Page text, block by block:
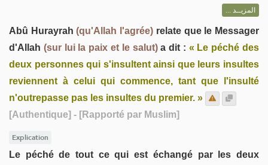
المزيــد ...
Abû Hurayrah(qu'Allah l'agrée) relate que le Messager
d'Allah (sur lui la paix et le salut)a dit : « Le péché des
deux personnes qui s'insultent ainsi que leurs insultes
reviennent à celui qui commence, tant que l'insulté
n'outrepasse pas les insultes du premier. »
[Authentique] - [Rapporté par Muslim]
Explication
Le péché de tout ce qui est échangé par les deux